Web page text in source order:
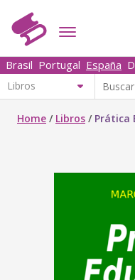
Brasil Portugal España
Home / Libros / Prática